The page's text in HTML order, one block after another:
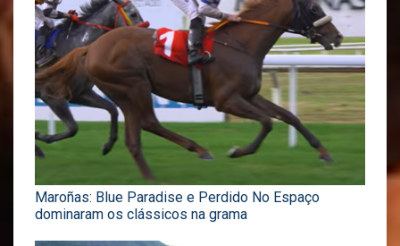
Maroñas: Blue Paradise e Perdido No Espaço
dominaram os clássicos na grama